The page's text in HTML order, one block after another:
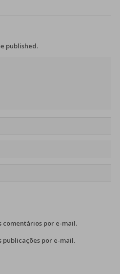
published.
comentários por e-mail.
publicações por e-mail.